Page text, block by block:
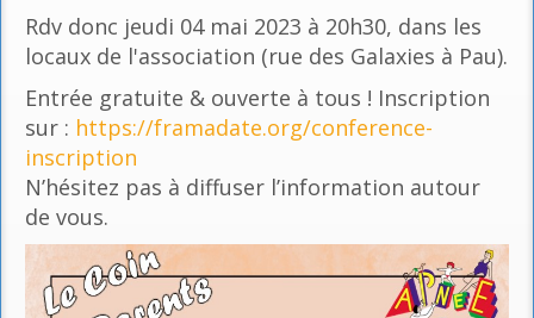
Rdv donc jeudi 04 mai 2023 à 20h30, dans les
locaux de l'association (rue des Galaxies à Pau).
Entrée gratuite & ouverte à tous ! Inscription
sur : https://framadate.org/conference-
inscription
N’hésitez pas à diffuser l’information autour
de vous.